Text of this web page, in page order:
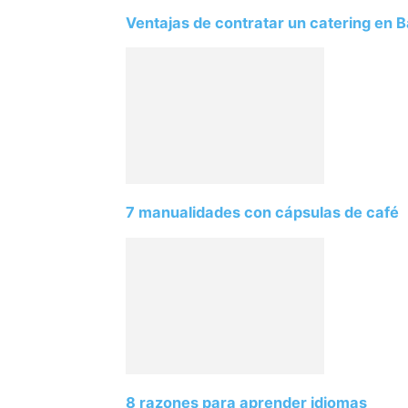
Ventajas de contratar un catering en
7 manualidades con cápsulas de café
8 razones para aprender idiomas